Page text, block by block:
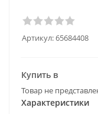
Артикул:65684408
Купить в
Товар не
Характеристики